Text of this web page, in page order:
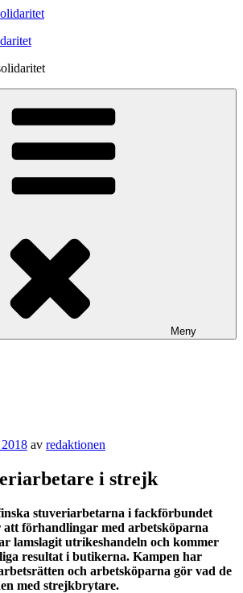
Meny
av redaktionen
i strejk
stuveriarbetarna i fackförbundet
förhandlingar med arbetsköparna
lamslagit utrikeshandeln och kommer
resultat i butikerna. Kampen har
och arbetsköparna gör vad de
med strejkbrytare.